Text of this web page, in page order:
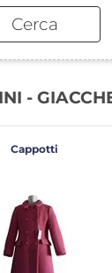
-
Cappotti